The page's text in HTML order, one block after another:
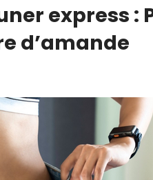
express :
d’amande